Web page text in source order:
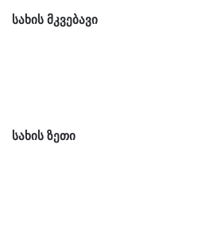
ᲡᲐᲮᲘᲡ ᲛᲙᲕᲔᲑᲐᲕᲘ
ᲡᲐᲮᲘᲡ ᲖᲔᲗᲘ